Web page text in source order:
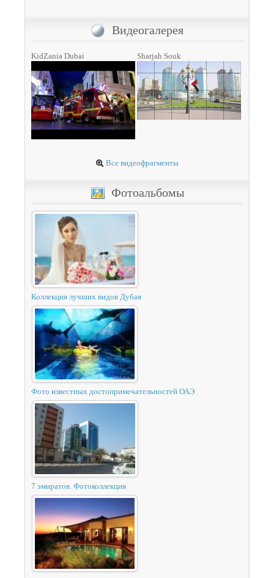
Видеогалерея
KidZania Dubai Sharjah Souk
Все видеофрагменты
Фотоальбомы
Коллекция лучших видов Дубая
Фото известных достопримечательностей ОАЭ
7 эмиратов. Фотоколлекция